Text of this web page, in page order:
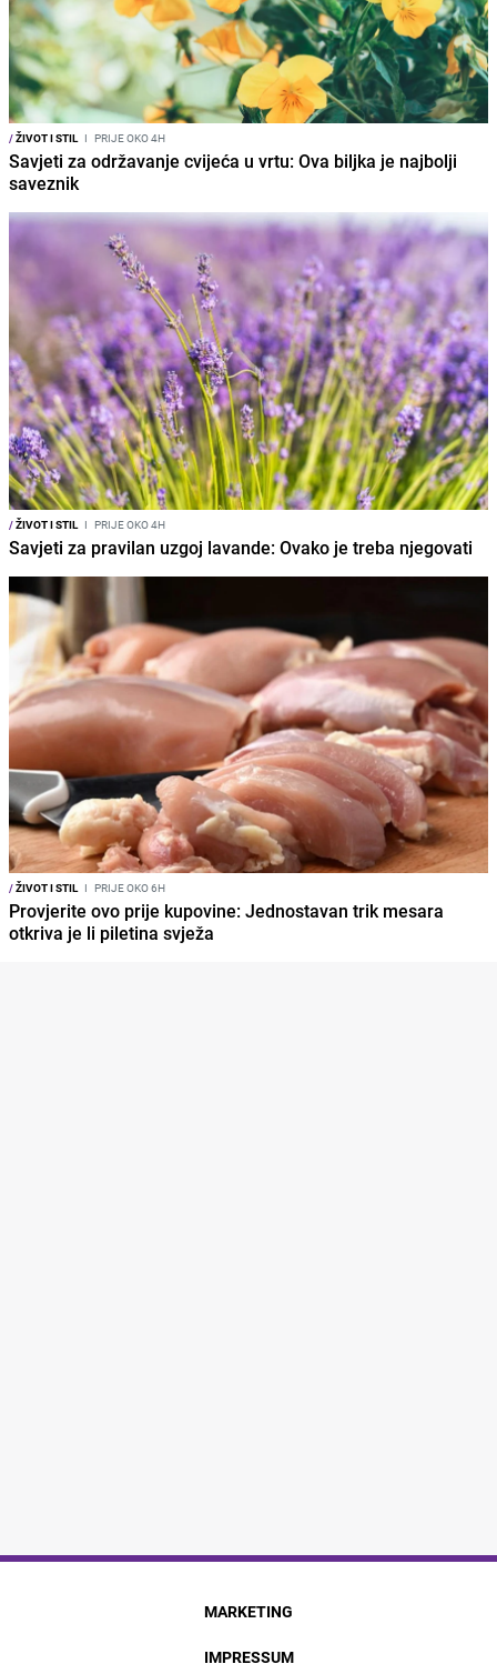
/ŽIVOT I STIL I PRIJE OKO 4H
Savjeti za održavanje cvijeća u vrtu: Ova biljka je najbolji
saveznik
/ŽIVOT I STIL I PRIJE OKO 4H
Savjeti za pravilan uzgoj lavande: Ovako je treba njegovati
/ŽIVOT I STIL I PRIJE OKO 6H
Provjerite ovo prije kupovine: Jednostavan trik mesara
otkriva je li piletina svježa
MARKETING
IMPRESSUM